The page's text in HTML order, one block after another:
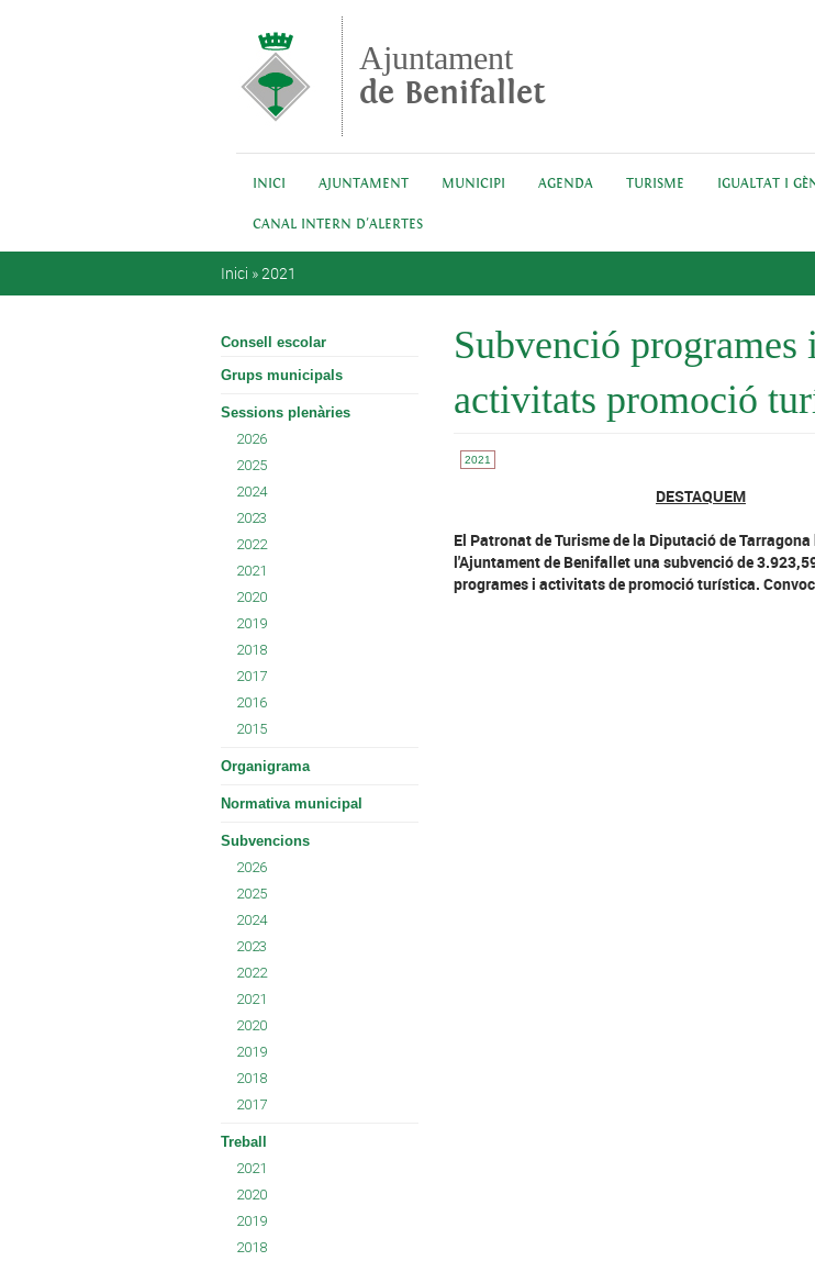
Ajuntament
de Benifallet
INICI AJUNTAMENT MUNICIPI AGENDA TURISME IGUALTAT I
CANAL INTERN D'ALERTES
Inici »2021
Consell escolar
Grups municipals
Sessions plenàries
2026
2025
2024
2023
2022
2021
2020
2019
2018
2017
2016
2015
Organigrama
Normativa municipal
Subvencions
2026
2025
2024
2023
2022
2021
2020
2019
2018
2017
Treball
2021
2020
2019
2018
Subvenció programes
activitats promoció
2021
DESTAQUEM
El Patronat de Turisme de la Diputació de
l'Ajuntament de Benifallet una subvenció de
programes i activitats de promoció turística.